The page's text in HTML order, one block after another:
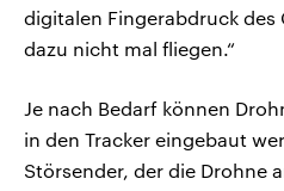
digitalen Fingerabdruck des
dazu nicht mal fliegen.“
Je nach Bedarf können
in den Tracker eingebaut
Störsender, der die Drohne